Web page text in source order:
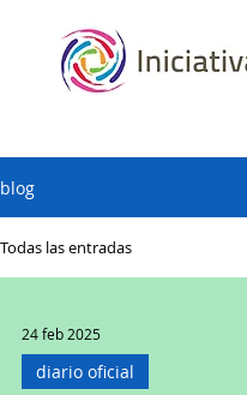
blog
Todas las entradas
24 feb 2025
diario oficial